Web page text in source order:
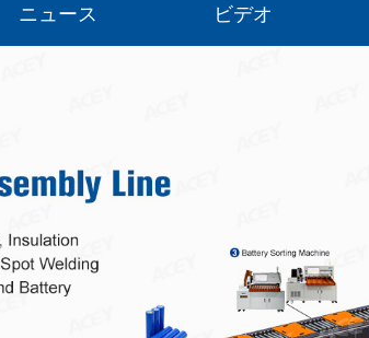
ニュース ビデオ